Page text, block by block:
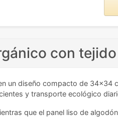
con
un diseño compacto de
y transporte ecológico
que el panel liso de